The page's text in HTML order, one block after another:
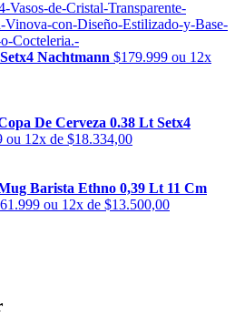
Nachtmann $179.999 ou 12x
De Cerveza 0.38 Lt Setx4
ou 12x de $18.334,00
Barista Ethno 0,39 Lt 11 Cm
ou 12x de $13.500,00